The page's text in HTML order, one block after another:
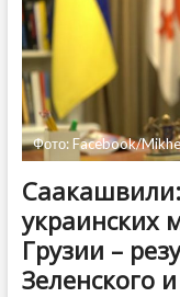
Фото: Facebook/
украинских
Грузии –
Зеленского